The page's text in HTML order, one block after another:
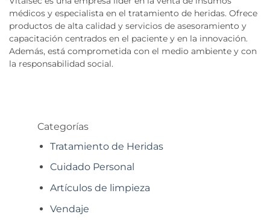
médicos y especialista en el tratamiento de heridas. Ofrece
productos de alta calidad y servicios de asesoramiento y
capacitación centrados en el paciente y en la innovación.
Además, está comprometida con el medio ambiente y con
la responsabilidad social.
Categorías
Tratamiento de Heridas
Cuidado Personal
Artículos de limpieza
Vendaje